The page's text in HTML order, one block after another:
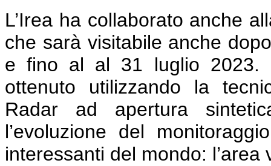
L’Irea ha collaborato anche
che sarà visitabile anche
e fino al al 31 luglio 2023.
ottenuto utilizzando la
Radar ad apertura
l’evoluzione del
interessanti del mondo: